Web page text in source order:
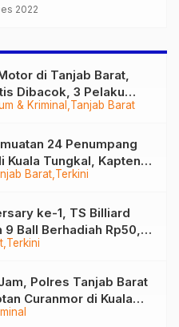
2022
& Kriminal Tanjab Barat
di Tanjab Barat,
Dibacok, 3 Pelaku
Barat Terkini
24 Penumpang
Kuala Tungkal, Kapten
Terkini
ke-1, TS Billiard
9 Ball Berhadiah Rp50,8
Polres Tanjab Barat
Curanmor di Kuala